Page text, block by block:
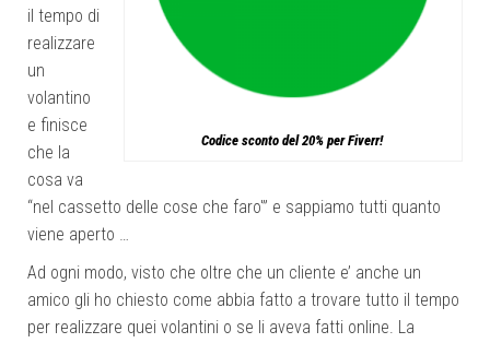
Codice sconto del 20% per Fiverr!
il tempo di
realizzare
un
volantino
e finisce
che la
cosa va
“nel cassetto delle cose che faro'” e sappiamo tutti quanto
viene aperto …
Ad ogni modo, visto che oltre che un cliente e’ anche un
amico gli ho chiesto come abbia fatto a trovare tutto il tempo
per realizzare quei volantini o se li aveva fatti online. La